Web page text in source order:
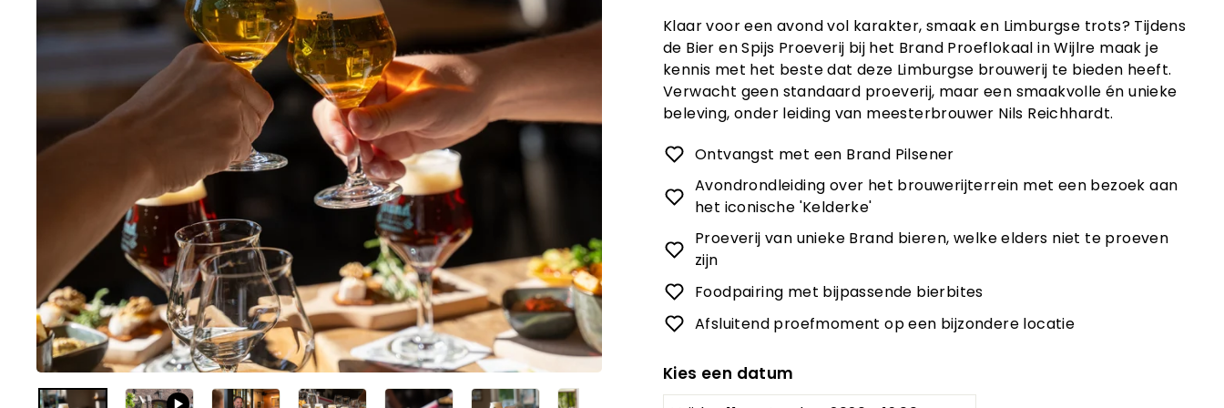
Klaar voor een avond vol karakter, smaak en Limburgse trots? Tijdens
de Bier en Spijs Proeverij bij het Brand Proeflokaal in Wijlre maak je
kennis met het beste dat deze Limburgse brouwerij te bieden heeft.
Verwacht geen standaard proeverij, maar een smaakvolle én unieke
beleving, onder leiding van meesterbrouwer Nils Reichhardt.
Ontvangst met een Brand Pilsener
Avondrondleiding over het brouwerijterrein met een bezoek aan
het iconische 'Kelderke'
Proeverij van unieke Brand bieren, welke elders niet te proeven
zijn
Foodpairing met bijpassende bierbites
Afsluitend proefmoment op een bijzondere locatie
Kies een datum